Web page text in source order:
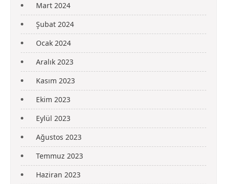
Mart 2024
Şubat 2024
Ocak 2024
Aralık 2023
Kasım 2023
Ekim 2023
Eylül 2023
Ağustos 2023
Temmuz 2023
Haziran 2023